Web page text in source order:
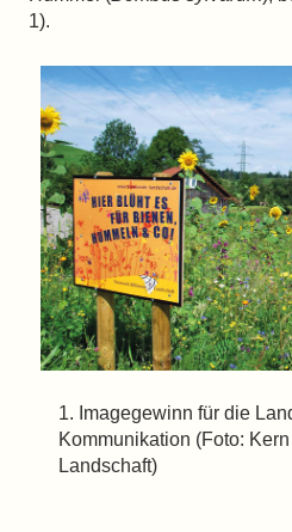
1).
1. Imagegewinn für die
Kommunikation (Foto:
Landschaft)